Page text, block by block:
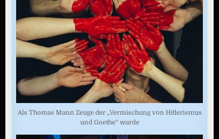
Als Thomas Mann Zeuge der „Vermischung von Hitlerismus
und Goethe“ wurde